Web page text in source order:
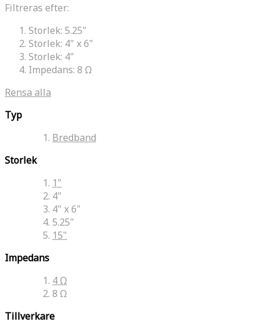
Filtreras efter:
Storlek: 5.25"
Storlek: 4" x 6"
Storlek: 4"
Impedans: 8 Ω
Rensa alla
Typ
Bredband
Storlek
1"
4"
4" x 6"
5.25"
15"
Impedans
4 Ω
8 Ω
Tillverkare